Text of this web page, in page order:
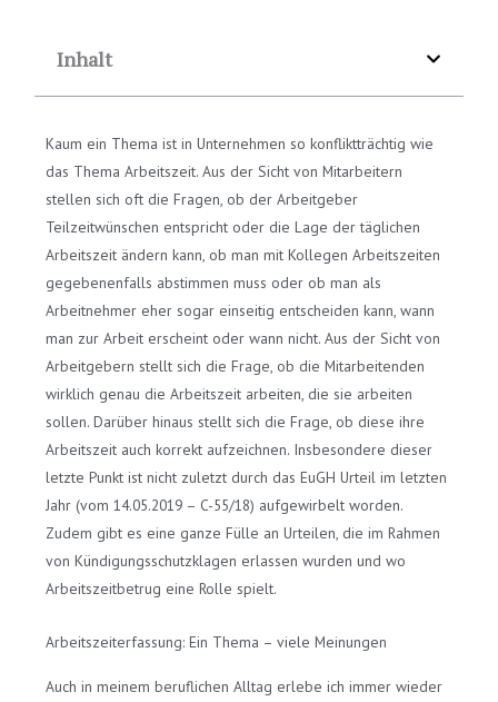
Inhalt
Kaum ein Thema ist in Unternehmen so konfliktträchtig wie
das Thema Arbeitszeit. Aus der Sicht von Mitarbeitern
stellen sich oft die Fragen, ob der Arbeitgeber
Teilzeitwünschen entspricht oder die Lage der täglichen
Arbeitszeit ändern kann, ob man mit Kollegen Arbeitszeiten
gegebenenfalls abstimmen muss oder ob man als
Arbeitnehmer eher sogar einseitig entscheiden kann, wann
man zur Arbeit erscheint oder wann nicht. Aus der Sicht von
Arbeitgebern stellt sich die Frage, ob die Mitarbeitenden
wirklich genau die Arbeitszeit arbeiten, die sie arbeiten
sollen. Darüber hinaus stellt sich die Frage, ob diese ihre
Arbeitszeit auch korrekt aufzeichnen. Insbesondere dieser
letzte Punkt ist nicht zuletzt durch das EuGH Urteil im letzten
Jahr (vom 14.05.2019 – C-55/18) aufgewirbelt worden.
Zudem gibt es eine ganze Fülle an Urteilen, die im Rahmen
von Kündigungsschutzklagen erlassen wurden und wo
Arbeitszeitbetrug eine Rolle spielt.
Arbeitszeiterfassung: Ein Thema – viele Meinungen
Auch in meinem beruflichen Alltag erlebe ich immer wieder